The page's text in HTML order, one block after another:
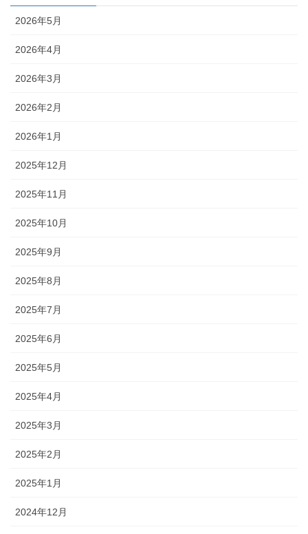
2026年5月
2026年4月
2026年3月
2026年2月
2026年1月
2025年12月
2025年11月
2025年10月
2025年9月
2025年8月
2025年7月
2025年6月
2025年5月
2025年4月
2025年3月
2025年2月
2025年1月
2024年12月